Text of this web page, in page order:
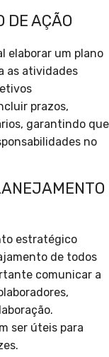
DE AÇÃO
elaborar um plano
as atividades
prazos,
garantindo que
no
estratégico
de todos
comunicar a
ser úteis para